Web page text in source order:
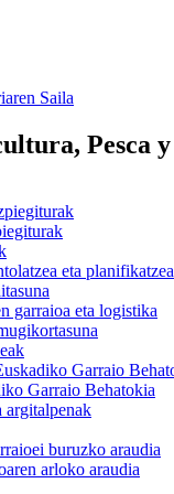
Saila
Pesca
eta planifikatzea
garraioa eta logistika
Garraio
Garraio Behatokia
argitalpenak
buruzko araudia
arloko araudia